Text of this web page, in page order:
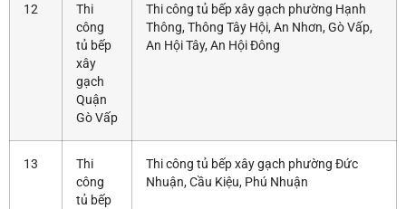
12
Thi
công
tủ bếp
xây
gạch
Quận
Gò Vấp
Thi công tủ bếp xây gạch phường Hạnh
Thông, Thông Tây Hội, An Nhơn, Gò Vấp,
An Hội Tây, An Hội Đông
13
Thi
công
tủ bếp
Thi công tủ bếp xây gạch phường Đức
Nhuận, Cầu Kiệu, Phú Nhuận